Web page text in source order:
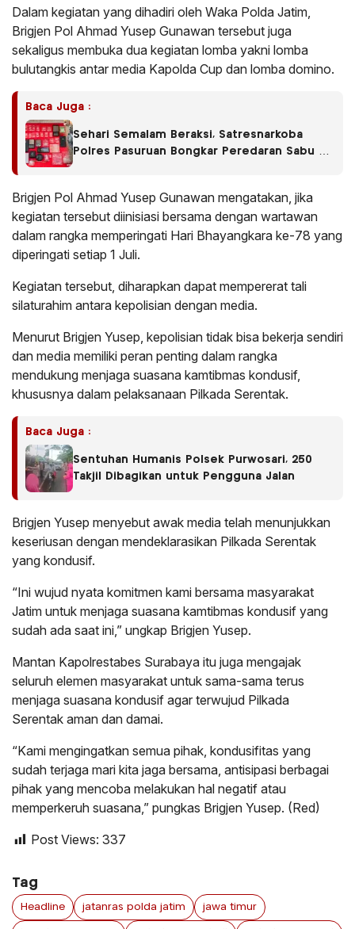
Dalam kegiatan yang dihadiri oleh Waka Polda Jatim,
Brigjen Pol Ahmad Yusep Gunawan tersebut juga
sekaligus membuka dua kegiatan lomba yakni lomba
bulutangkis antar media Kapolda Cup dan lomba domino.
Baca Juga :
Sehari Semalam Beraksi, Satresnarkoba
Polres Pasuruan Bongkar Peredaran Sabu di
Brigjen Pol Ahmad Yusep Gunawan mengatakan, jika
kegiatan tersebut diinisiasi bersama dengan wartawan
dalam rangka memperingati Hari Bhayangkara ke-78 yang
diperingati setiap 1 Juli.
Kegiatan tersebut, diharapkan dapat mempererat tali
silaturahim antara kepolisian dengan media.
Menurut Brigjen Yusep, kepolisian tidak bisa bekerja sendiri
dan media memiliki peran penting dalam rangka
mendukung menjaga suasana kamtibmas kondusif,
khususnya dalam pelaksanaan Pilkada Serentak.
Baca Juga :
Sentuhan Humanis Polsek Purwosari, 250
Takjil Dibagikan untuk Pengguna Jalan
Brigjen Yusep menyebut awak media telah menunjukkan
keseriusan dengan mendeklarasikan Pilkada Serentak
yang kondusif.
“Ini wujud nyata komitmen kami bersama masyarakat
Jatim untuk menjaga suasana kamtibmas kondusif yang
sudah ada saat ini,” ungkap Brigjen Yusep.
Mantan Kapolrestabes Surabaya itu juga mengajak
seluruh elemen masyarakat untuk sama-sama terus
menjaga suasana kondusif agar terwujud Pilkada
Serentak aman dan damai.
“Kami mengingatkan semua pihak, kondusifitas yang
sudah terjaga mari kita jaga bersama, antisipasi berbagai
pihak yang mencoba melakukan hal negatif atau
memperkeruh suasana,” pungkas Brigjen Yusep. (Red)
Post Views: 337
Tag
Headline jatanras polda jatim jawa timur